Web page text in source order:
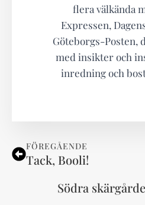
flera välkända
Expressen,
Göteborgs-Posten,
med insikter och
inredning och
FÖREGÅENDE
Tack, Booli!
Södra